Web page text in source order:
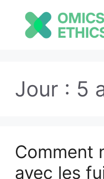
contenuJour : 5
Comment
avec les